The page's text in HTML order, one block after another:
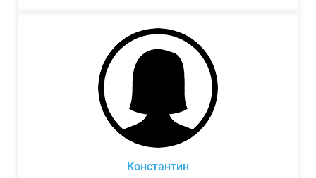
Константин